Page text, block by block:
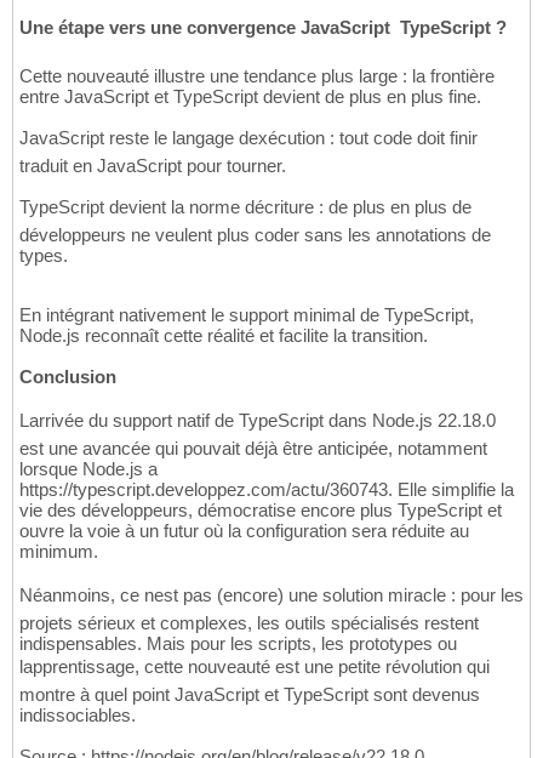
Une étape vers une convergence JavaScript  TypeScript ?
Cette nouveauté illustre une tendance plus large : la frontière
entre JavaScript et TypeScript devient de plus en plus fine.
JavaScript reste le langage dexécution : tout code doit finir
traduit en JavaScript pour tourner.
TypeScript devient la norme décriture : de plus en plus de
développeurs ne veulent plus coder sans les annotations de
types.
En intégrant nativement le support minimal de TypeScript,
Node.js reconnaît cette réalité et facilite la transition.
Conclusion
Larrivée du support natif de TypeScript dans Node.js 22.18.0
est une avancée qui pouvait déjà être anticipée, notamment
lorsque Node.js a
https://typescript.developpez.com/actu/360743. Elle simplifie la
vie des développeurs, démocratise encore plus TypeScript et
ouvre la voie à un futur où la configuration sera réduite au
minimum.
Néanmoins, ce nest pas (encore) une solution miracle : pour les
projets sérieux et complexes, les outils spécialisés restent
indispensables. Mais pour les scripts, les prototypes ou
lapprentissage, cette nouveauté est une petite révolution qui
montre à quel point JavaScript et TypeScript sont devenus
indissociables.